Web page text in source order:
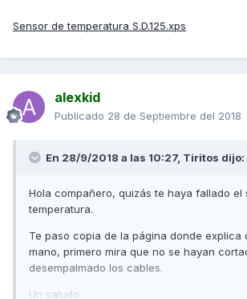
Sensor de temperatura S.D.125.xps
alexkid
Publicado 28 de Septiembre del 2018
En 28/9/2018 a las 10:27, Tiritos dijo:
Hola compañero, quizás te haya fallado el
temperatura.
Te paso copia de la página donde explica
mano, primero mira que no se hayan
desempalmado los cables.
Un saludo